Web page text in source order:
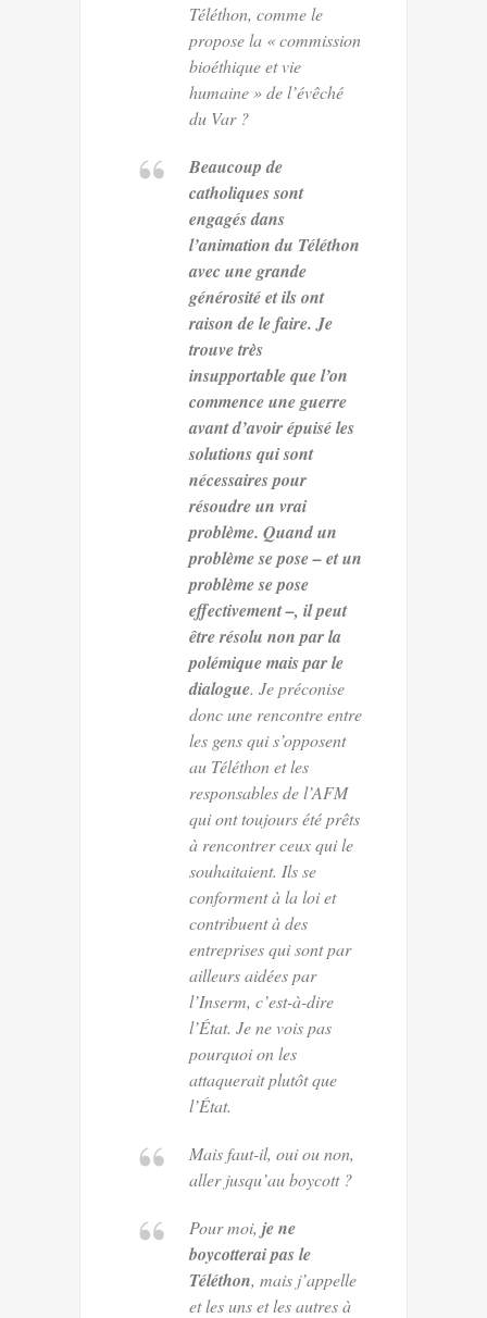
Téléthon, comme le
propose la « commission
bioéthique et vie
humaine » de l’évêché
du Var ?
Beaucoup de
catholiques sont
engagés dans
l’animation du Téléthon
avec une grande
générosité et ils ont
raison de le faire. Je
trouve très
insupportable que l’on
commence une guerre
avant d’avoir épuisé les
solutions qui sont
nécessaires pour
résoudre un vrai
problème. Quand un
problème se pose – et un
problème se pose
effectivement –, il peut
être résolu non par la
polémique mais par le
dialogue. Je préconise
donc une rencontre entre
les gens qui s’opposent
au Téléthon et les
responsables de l’AFM
qui ont toujours été prêts
à rencontrer ceux qui le
souhaitaient. Ils se
conforment à la loi et
contribuent à des
entreprises qui sont par
ailleurs aidées par
l’Inserm, c’est-à-dire
l’État. Je ne vois pas
pourquoi on les
attaquerait plutôt que
l’État.
Mais faut-il, oui ou non,
aller jusqu’au boycott ?
Pour moi, je ne
boycotterai pas le
Téléthon, mais j’appelle
et les uns et les autres à